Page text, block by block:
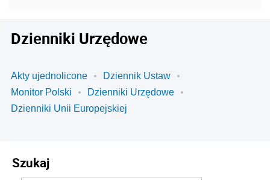
Dzienniki Urzędowe
Akty ujednolicone
Dziennik Ustaw
Monitor Polski
Dzienniki Urzędowe
Dzienniki Unii Europejskiej
Szukaj